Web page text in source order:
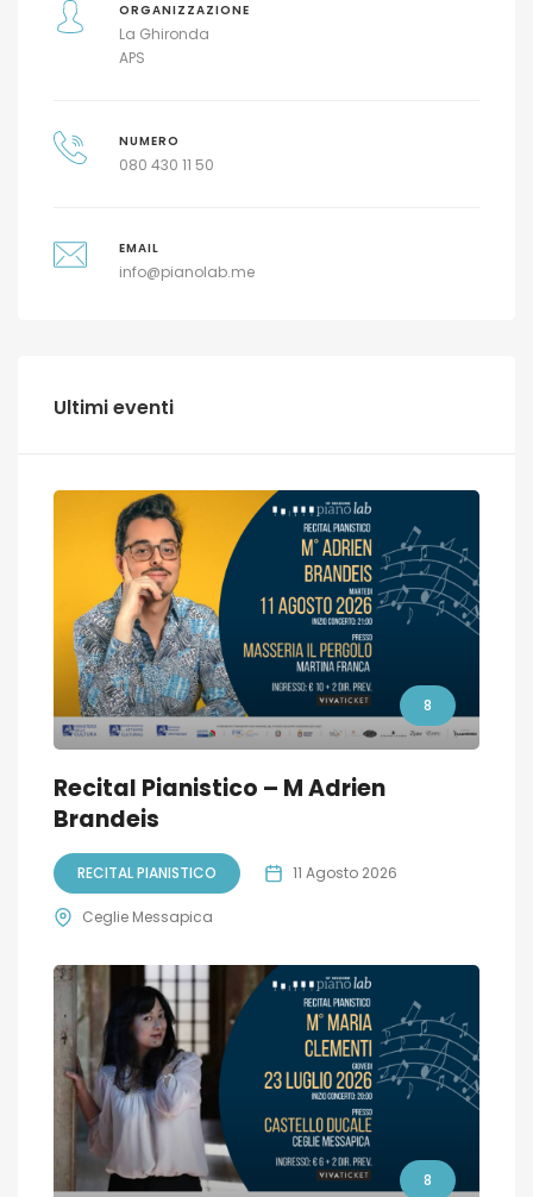
ORGANIZZAZIONE
La Ghironda
APS
NUMERO
080 430 11 50
EMAIL
info@pianolab.me
Ultimi eventi
8
Recital Pianistico – M Adrien
Brandeis
RECITAL PIANISTICO 11 Agosto 2026
Ceglie Messapica
8